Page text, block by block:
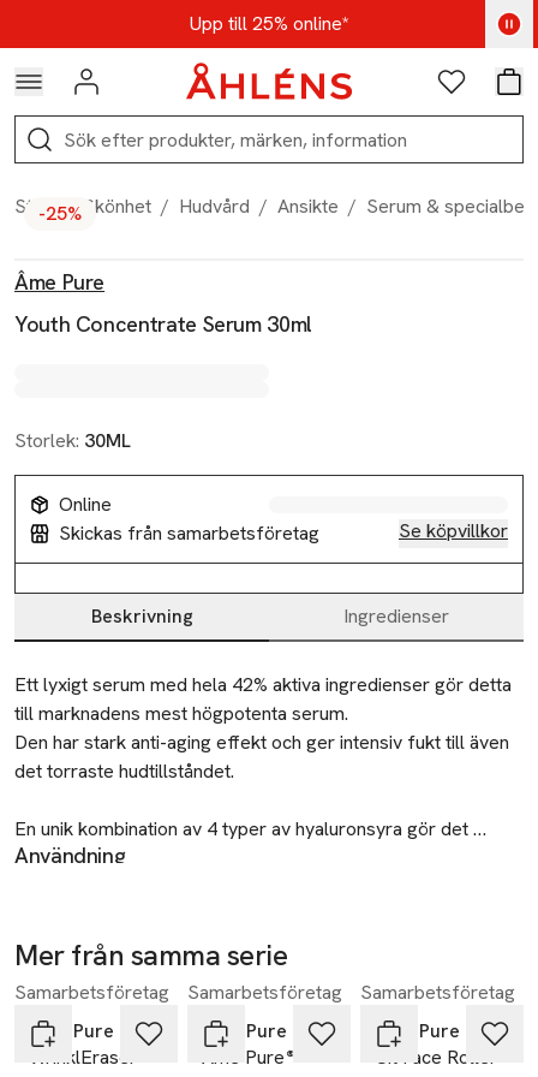
Hoppa till navigationsmenynUpp till 25% online*
Kod: AUG25 - Shoppa nu
Logga in Favoriter
Sök
Start / Skönhet / Hudvård / Ansikte / Serum &
-25%
Âme Pure
Youth Concentrate Serum 30ml
Storlek: 30ML
Online
Skickas från samarbetsföretag
Se köpvillkor
Beskrivning Ingredienser
Beskrivning
Ett lyxigt serum med hela 42% aktiva ingredienser gör detta
till marknadens mest högpotenta serum.
Den har stark anti-aging effekt och ger intensiv fukt till även
det torraste hudtillståndet.
En unik kombination av 4 typer av hyaluronsyra gör det
möjligt att tillsätta intensiv fukt djupare in i hudlagren, som
och bygger hudens motståndskraft och elasticitet.
Den innehåller också 10% Argireline - En prisbelönt
ingrediens som är känd för sin väldigt bra rynkreducerande
effekt.
Användning
dag- eller nattkräm.
Säkerhet
Förvaras oåtkomligt för barn. Använd endast enligt
bruksanvisningen.
SKU: b924877e598c4b5bbd4b8aff454a4079
Mer från samma serie
Hoppa över bildspelet
Samarbetsföretag
Âme Pure
WrinklEraser
Samarbetsföretag
Âme Pure
Âme Pure®
Samarbetsföretag
Âme Pure
Cit Face Roller